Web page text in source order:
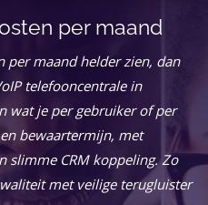
per maand
per maand helder zien, dan
telefooncentrale in
wat je per gebruiker of per
bewaartermijn, met
slimme CRM koppeling.​ Zo
met veilige terugluister